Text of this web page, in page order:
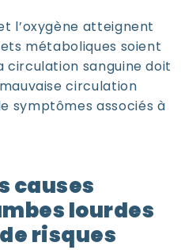
l’oxygène atteignent
métaboliques soient
sanguine doit
circulation
symptômes associés à
causes
lourdes
risques